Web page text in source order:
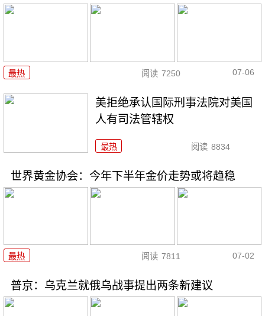
最热 阅读 7250 07-06
美拒绝承认国际刑事法院对美国
人有司法管辖权
最热 阅读 8834
世界黄金协会：今年下半年金价走势或将趋稳
最热 阅读 7811 07-02
普京：乌克兰就俄乌战事提出两条新建议